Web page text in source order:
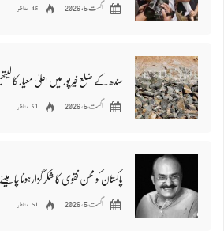
اگست 5, 2026 45 مناظر
اگست 5, 2026 61 مناظر
پاکستان کو محسن نقوی کا شکر گزار ہونا چاہیئے
اگست 5, 2026 51 مناظر